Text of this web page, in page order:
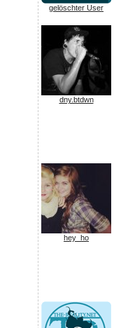
gelöschter User
dny.btdwn
hey_ho